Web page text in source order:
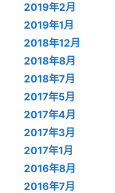
2019年2月
2019年1月
2018年12月
2018年8月
2018年7月
2017年5月
2017年4月
2017年3月
2017年1月
2016年8月
2016年7月